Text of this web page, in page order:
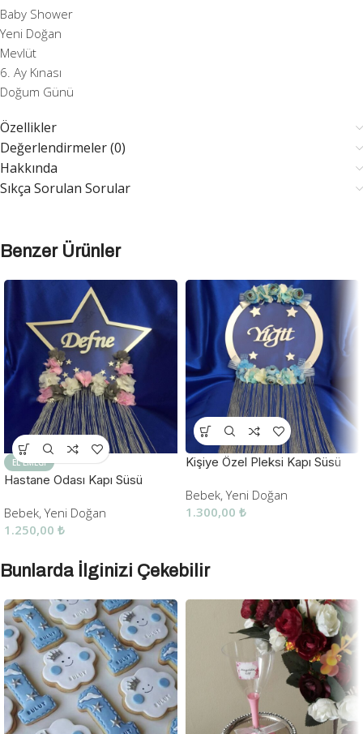
Baby Shower
Yeni Doğan
Mevlüt
6. Ay Kınası
Doğum Günü
Özellikler
Değerlendirmeler (0)
Hakkında
Sıkça Sorulan Sorular
Benzer Ürünler
EL EMEĞI
Hastane Odası Kapı Süsü
Bebek, Yeni Doğan
1.250,00 ₺
Kişiye Özel Pleksi Kapı Süsü
Bebek, Yeni Doğan
1.300,00 ₺
Bunlarda İlginizi Çekebilir